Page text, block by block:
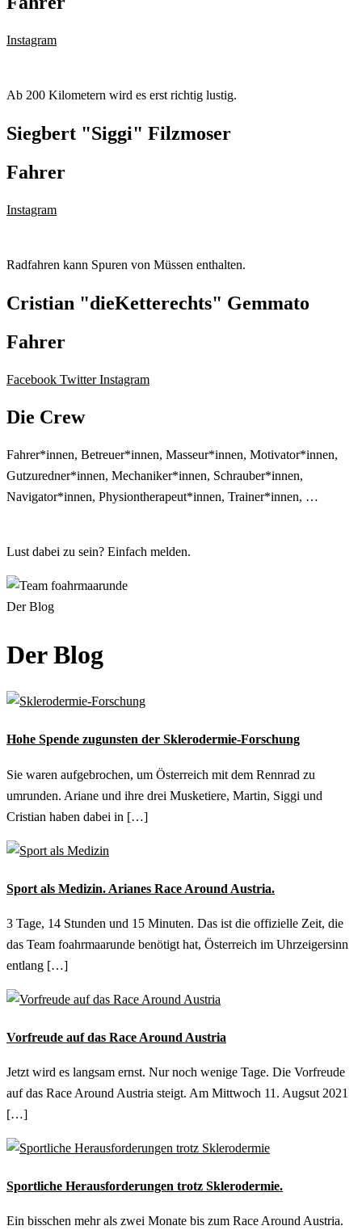
Instagram
Ab 200 Kilometern wird es erst richtig lustig.
Siegbert "Siggi" Filzmoser
Fahrer
Instagram
Radfahren kann Spuren von Müssen enthalten.
Cristian "dieKetterechts" Gemmato
Fahrer
Facebook Twitter Instagram
Die Crew
Fahrer*innen, Betreuer*innen, Masseur*innen, Motivator*innen,
Gutzuredner*innen, Mechaniker*innen, Schrauber*innen,
Navigator*innen, Physiontherapeut*innen, Trainer*innen, …
Lust dabei zu sein? Einfach melden.
Der Blog
Der Blog
Hohe Spende zugunsten der Sklerodermie-Forschung
Sie waren aufgebrochen, um Österreich mit dem Rennrad zu
umrunden. Ariane und ihre drei Musketiere, Martin, Siggi und
Cristian haben dabei in […]
Sport als Medizin. Arianes Race Around Austria.
3 Tage, 14 Stunden und 15 Minuten. Das ist die offizielle Zeit, die
das Team foahrmaarunde benötigt hat, Österreich im Uhrzeigersinn
entlang […]
Vorfreude auf das Race Around Austria
Jetzt wird es langsam ernst. Nur noch wenige Tage. Die Vorfreude
auf das Race Around Austria steigt. Am Mittwoch 11. Augsut 2021
[…]
Sportliche Herausforderungen trotz Sklerodermie.
Ein bisschen mehr als zwei Monate bis zum Race Around Austria.